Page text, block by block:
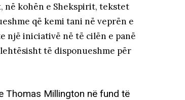
, në kohën e Shekspirit, tekstet
që kemi tani në veprën e
një iniciativë në të cilën e panë
të disponueshme për
Thomas Millington në fund të